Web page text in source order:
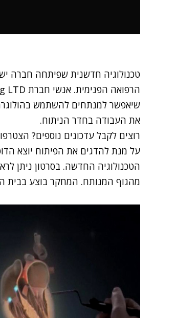
טכנולוגיה חדשנית שפיתחה חברה
שיאפשר למנתחים להשתמש
את העבודה בחדר הניתוח.
רוצים לקבל עדכונים נוספים? הצטרפו
על מנת להדגים את הפיתוח יוצא
הטכנולוגיה החדשה. בסרטון ניתן
מהגוף המנותח. המחקר בוצע בבית